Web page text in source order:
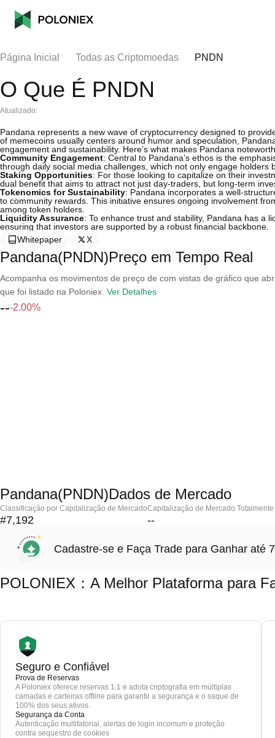
Página Inicial Todas as Criptomoedas PNDN
O Que É PNDN
Atualizado:
Pandana represents a new wave of cryptocurrency designed to
of memecoins usually centers around humor and speculation,
engagement and sustainability. Here’s what makes Pandana
Community Engagement: Central to Pandana’s ethos is the
through daily social media challenges, which not only engage
Staking Opportunities: For those looking to capitalize on their
dual benefit that aims to attract not just day-traders, but long-term
Tokenomics for Sustainability: Pandana incorporates a well-
to community rewards. This initiative ensures ongoing involvement
among token holders.
Liquidity Assurance: To enhance trust and stability, Pandana has a
ensuring that investors are supported by a robust financial backbone.
Whitepaper
X
Pandana(PNDN)Preço em Tempo Real
Acompanha os movimentos de preço de com vistas de gráfico que
que foi listado na Poloniex. Ver Detalhes
---2.00%
Pandana(PNDN)Dados de Mercado
Classificação por Capitalização de Mercado
#7,192
Capitalização de Mercado
--
Cadastre-se e Faça Trade para Ganhar até
POLONIEX：A Melhor Plataforma para
Seguro e Confiável
Prova de Reservas
A Poloniex oferece reservas 1:1 e adota criptografia em múltiplas
camadas e carteiras offline para garantir a segurança e o saque de
100% dos seus ativos.
Segurança da Conta
Autenticação multifatorial, alertas de login incomum e proteção
contra sequestro de cookies